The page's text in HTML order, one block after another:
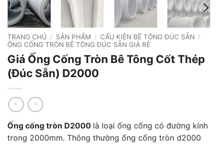
TRANG CHỦ / SẢN PHẨM / CẤU KIỆN BÊ TÔNG ĐÚC SẴN /
ỐNG CỐNG TRÒN BÊ TÔNG ĐÚC SẴN GIÁ RẺ
Giá Ống Cống Tròn Bê Tông Cốt Thép
(Đúc Sẵn) D2000
Ống cống tròn D2000 là loại ống cống có đường kính
trong 2000mm. Thông thường ống cống tròn d2000